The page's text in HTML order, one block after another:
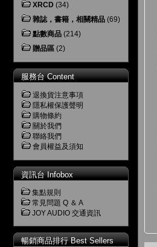
XRCD (34)
雜誌，書籍，相關精品 (69)
點數商品 (214)
贈品區 (2)
服務台 Content
退換貨注意事項
隱私權保護聲明
購物條約
關於我們
聯絡我們
會員權益及須知
資訊台 Infobox
集點規則
常見問題 Q ＆ A
JOY AUDIO 交通資訊
暢銷商品排行 Best Sellers